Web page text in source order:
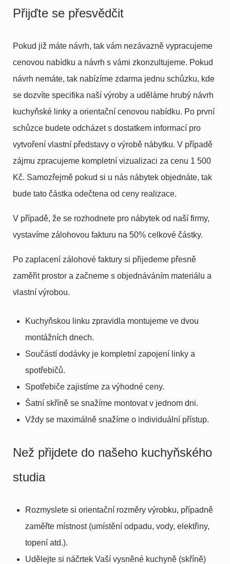
Přijďte se přesvědčit
Pokud již máte návrh, tak vám nezávazně vypracujeme
cenovou nabídku a návrh s vámi zkonzultujeme. Pokud
návrh nemáte, tak nabízíme zdarma jednu schůzku, kde
se dozvíte specifika naší výroby a uděláme hrubý návrh
kuchyňské linky a orientační cenovou nabídku. Po první
schůzce budete odcházet s dostatkem informací pro
vytvoření vlastní představy o výrobě nábytku. V případě
zájmu zpracujeme kompletní vizualizaci za cenu 1 500
Kč. Samozřejmě pokud si u nás nábytek objednáte, tak
bude tato částka odečtena od ceny realizace.
V případě, že se rozhodnete pro nábytek od naší firmy,
vystavíme zálohovou fakturu na 50% celkové částky.
Po zaplacení zálohové faktury si přijedeme přesně
zaměřit prostor a začneme s objednáváním materiálu a
vlastní výrobou.
Kuchyňskou linku zpravidla montujeme ve dvou
montážních dnech.
Součástí dodávky je kompletní zapojení linky a
spotřebičů.
Spotřebiče zajistíme za výhodné ceny.
Šatní skříně se snažíme montovat v jednom dni.
Vždy se maximálně snažíme o individuální přístup.
Než přijdete do našeho kuchyňského
studia
Rozmyslete si orientační rozměry výrobku, případně
zaměřte místnost (umístění odpadu, vody, elektřiny,
topení atd.).
Udělejte si náčrtek Vaší vysněné kuchyně (skříně)